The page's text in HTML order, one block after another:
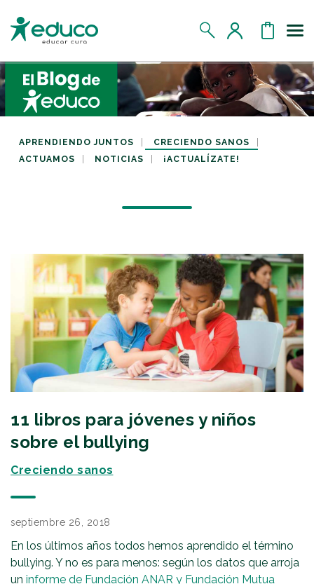
MIS DATOS
MIS APADRINADOS
MIS RETOS SOLIDARIOS
CERRAR SESIÓN
APRENDIENDO JUNTOS
CRECIENDO SANOS
ACTUAMOS
NOTICIAS ¡ACTUALÍZATE!
11 libros para jóvenes y niños
sobre el bullying
Creciendo sanos
septiembre 26, 2018
En los últimos años todos hemos aprendido el término
bullying. Y no es para menos: según los datos que arroja
un informe de Fundación ANAR y Fundación Mutua